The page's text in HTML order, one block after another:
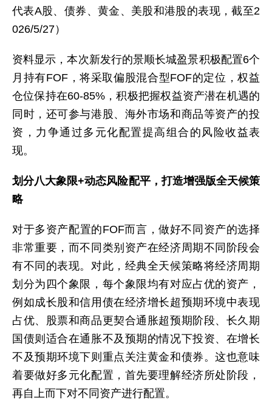
代表A股、债券、黄金、美股和港股的表现，截至2
026/5/27）
资料显示，本次新发行的景顺长城盈景积极配置6个
月持有FOF，将采取偏股混合型FOF的定位，权益
仓位保持在60-85%，积极把握权益资产潜在机遇的
同时，还可参与港股、海外市场和商品等资产的投
资，力争通过多元化配置提高组合的风险收益表
现。
划分八大象限+动态风险配平，打造增强版全天候策
略
对于多资产配置的FOF而言，做好不同资产的选择
非常重要，而不同类别资产在经济周期不同阶段会
有不同的表现。对此，经典全天候策略将经济周期
划分为四个象限，每个象限均有对应占优的资产，
例如成长股和信用债在经济增长超预期环境中表现
占优、股票和商品更契合通胀超预期阶段、长久期
国债则适合在通胀不及预期的情况下投资、在增长
不及预期环境下则重点关注黄金和债券。这也意味
着要做好多元化配置，首先要理解经济所处阶段，
再自上而下对不同资产进行配置。